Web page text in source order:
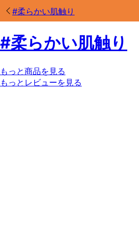
#柔らかい肌触り
#柔らかい肌触り
もっと商品を見る
もっとレビューを見る